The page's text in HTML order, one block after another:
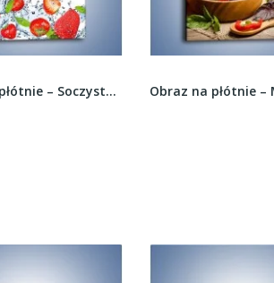
Obraz na płótnie – Soczyste truskawki z miętą –...